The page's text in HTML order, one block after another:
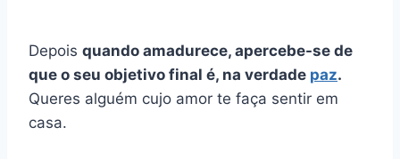
Depois quando amadurece, apercebe-se de
que o seu objetivo final é, na verdade paz.
Queres alguém cujo amor te faça sentir em
casa.